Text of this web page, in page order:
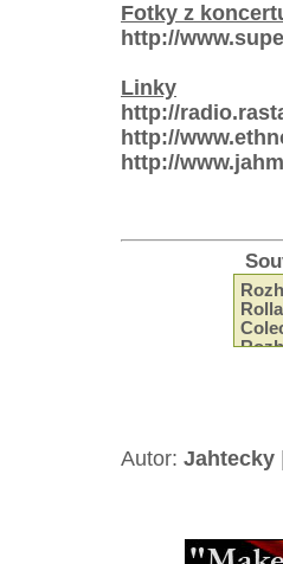
Fotky z
http://
Linky
http://
http://
http://
Autor: Jahtecky